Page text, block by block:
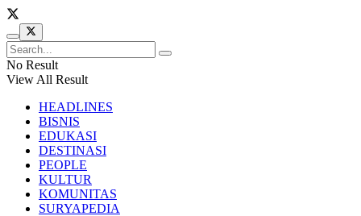
No Result
View All Result
HEADLINES
BISNIS
EDUKASI
DESTINASI
PEOPLE
KULTUR
KOMUNITAS
SURYAPEDIA